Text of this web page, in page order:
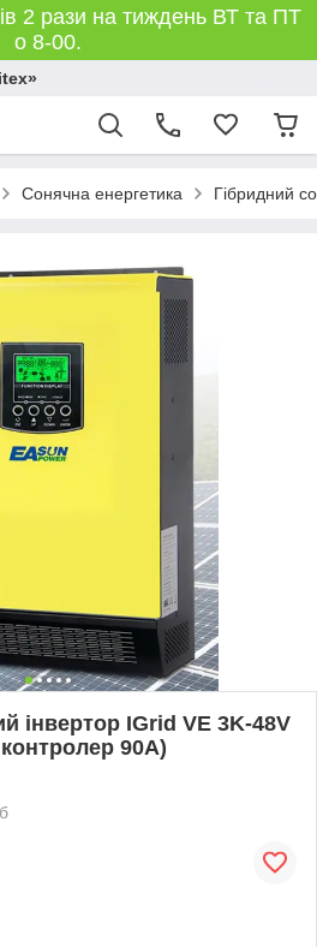
2 рази на тиждень ВТ та ПТ
о 8-00.
Сонячна енергетика Гібридний
інвертор IGrid VE 3K-48V
90А)